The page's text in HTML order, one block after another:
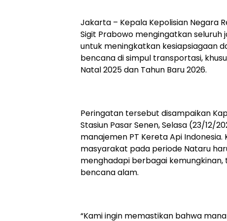
Jakarta – Kepala Kepolisian Negara
Sigit Prabowo mengingatkan
untuk meningkatkan kesiapsiagaan
bencana di simpul transportasi,
Natal 2025 dan Tahun Baru 2026.
Peringatan tersebut disampaikan
Stasiun Pasar Senen, Selasa (23/12/
manajemen PT Kereta Api
masyarakat pada periode Nataru
menghadapi berbagai
bencana alam.
“Kami ingin memastikan bahwa